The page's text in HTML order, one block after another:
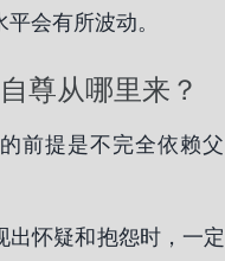
会有所波动。
尊从哪里来？
前提是不完全依赖父
出怀疑和抱怨时，一定